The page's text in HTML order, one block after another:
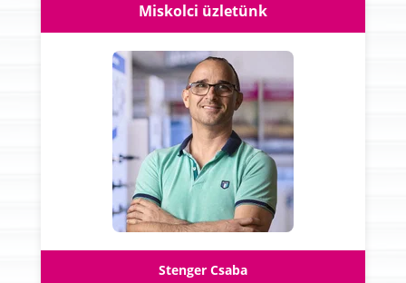
Miskolci üzletünk
Stenger Csaba